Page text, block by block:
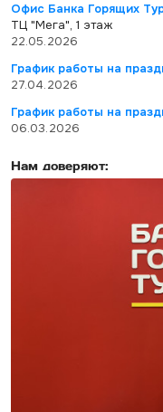
Офис Банка Горящих
ТЦ "Мега", 1 этаж
22.05.2026
График работы на
27.04.2026
График работы на
06.03.2026
Нам доверяют: